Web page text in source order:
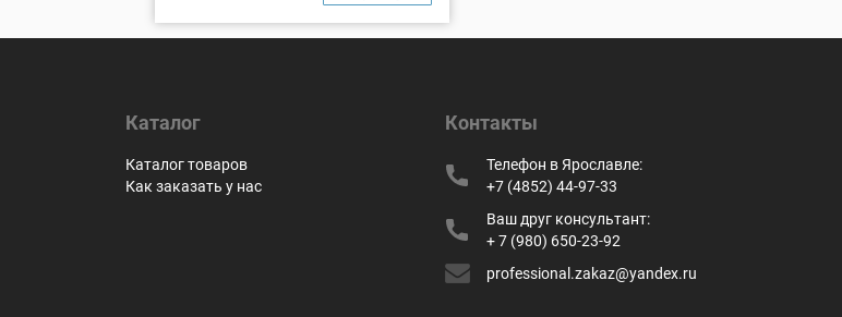
Каталог
Каталог товаров
Как заказать у нас
Контакты
Телефон в Ярославле:
+7 (4852) 44-97-33
Ваш друг консультант:
+ 7 (980) 650-23-92
professional.zakaz@yandex.ru